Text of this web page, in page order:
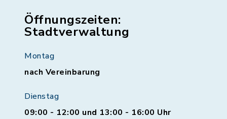
Öffnungszeiten:
Stadtverwaltung
Montag
nach Vereinbarung
Dienstag
09:00 - 12:00 und 13:00 - 16:00 Uhr